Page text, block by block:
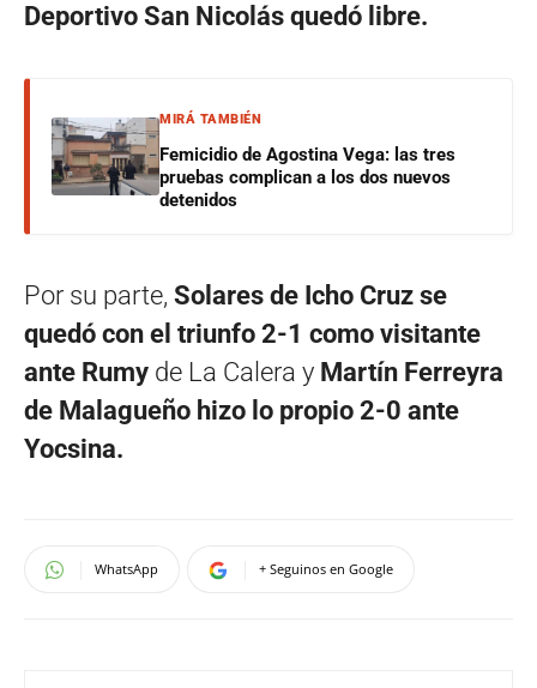
Deportivo San Nicolás quedó libre.
MIRÁ TAMBIÉN
Femicidio de Agostina Vega: las tres
pruebas complican a los dos nuevos
detenidos
Por su parte, Solares de Icho Cruz se
quedó con el triunfo 2-1 como visitante
ante Rumy de La Calera y Martín Ferreyra
de Malagueño hizo lo propio 2-0 ante
Yocsina.
WhatsApp + Seguinos en Google